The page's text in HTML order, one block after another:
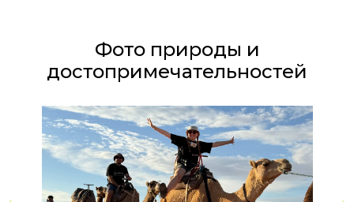
Фото природы и
достопримечательностей